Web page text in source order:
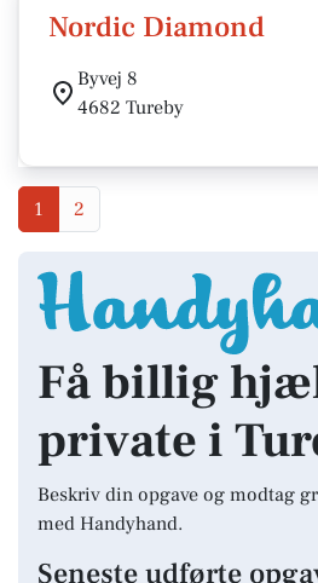
Nordic Diamond
Byvej 8
4682 Tureby
1 2
Få billig
private i
Beskriv din opgave og modtag
med Handyhand.
Seneste udførte